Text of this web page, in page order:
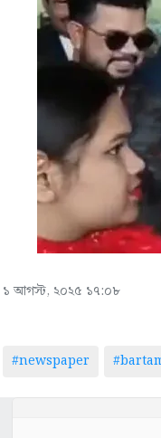
১ আগস্ট, ২০২৫ ১৭:০৮
#newspaper